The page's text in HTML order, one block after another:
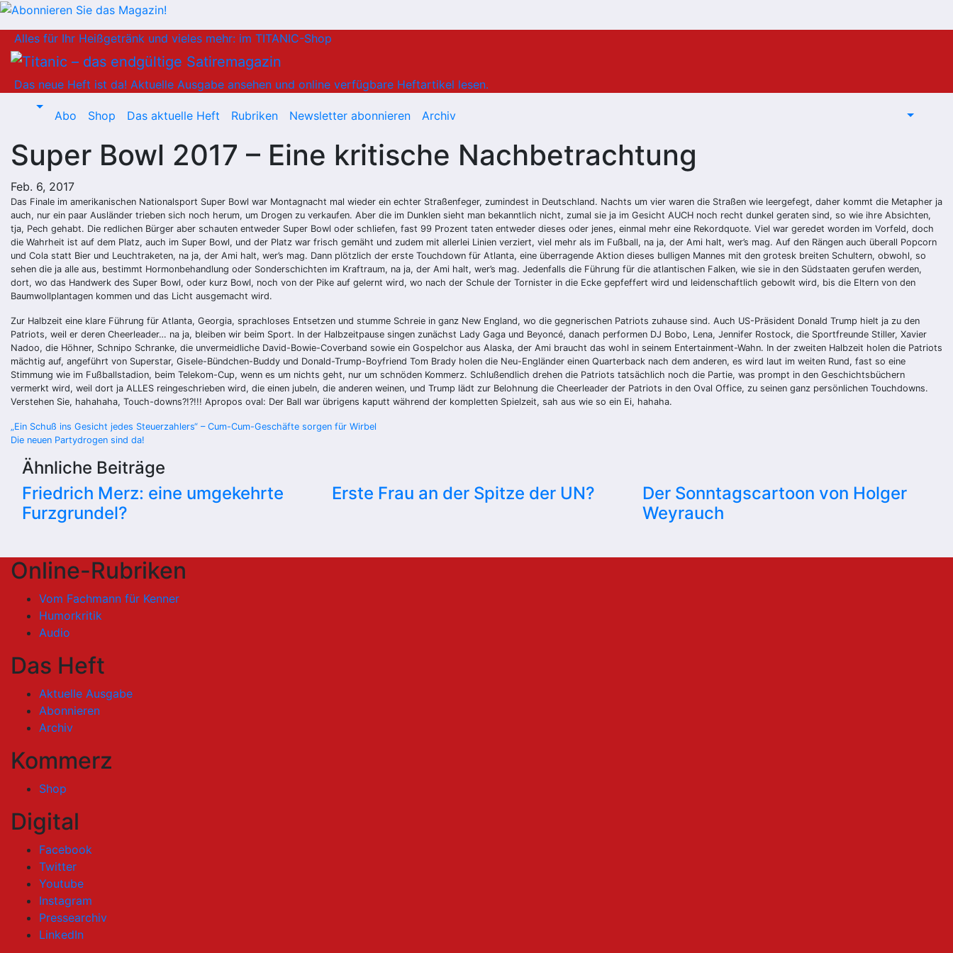
Inhalt
springen
Alles für Ihr Heißgetränk und vieles mehr: im TITANIC-Shop
Das neue Heft ist da! Aktuelle Ausgabe ansehen und online verfügbare Heftartikel lesen.
Abo Shop Das aktuelle Heft Rubriken Newsletter abonnieren Archiv
Super Bowl 2017 – Eine kritische Nachbetrachtung
Feb. 6, 2017
Das Finale im amerikanischen Nationalsport Super Bowl war Montagnacht mal wieder ein echter Straßenfeger, zumindest in Deutschland. Nachts um vier waren die Straßen wie leergefegt, daher kommt die Metapher ja
auch, nur ein paar Ausländer trieben sich noch herum, um Drogen zu verkaufen. Aber die im Dunklen sieht man bekanntlich nicht, zumal sie ja im Gesicht AUCH noch recht dunkel geraten sind, so wie ihre Absichten,
tja, Pech gehabt. Die redlichen Bürger aber schauten entweder Super Bowl oder schliefen, fast 99 Prozent taten entweder dieses oder jenes, einmal mehr eine Rekordquote. Viel war geredet worden im Vorfeld, doch
die Wahrheit ist auf dem Platz, auch im Super Bowl, und der Platz war frisch gemäht und zudem mit allerlei Linien verziert, viel mehr als im Fußball, na ja, der Ami halt, wer’s mag. Auf den Rängen auch überall Popcorn
und Cola statt Bier und Leuchtraketen, na ja, der Ami halt, wer’s mag. Dann plötzlich der erste Touchdown für Atlanta, eine überragende Aktion dieses bulligen Mannes mit den grotesk breiten Schultern, obwohl, so
sehen die ja alle aus, bestimmt Hormonbehandlung oder Sonderschichten im Kraftraum, na ja, der Ami halt, wer’s mag. Jedenfalls die Führung für die atlantischen Falken, wie sie in den Südstaaten gerufen werden,
dort, wo das Handwerk des Super Bowl, oder kurz Bowl, noch von der Pike auf gelernt wird, wo nach der Schule der Tornister in die Ecke gepfeffert wird und leidenschaftlich gebowlt wird, bis die Eltern von den
Baumwollplantagen kommen und das Licht ausgemacht wird.
Zur Halbzeit eine klare Führung für Atlanta, Georgia, sprachloses Entsetzen und stumme Schreie in ganz New England, wo die gegnerischen Patriots zuhause sind. Auch US-Präsident Donald Trump hielt ja zu den
Patriots, weil er deren Cheerleader… na ja, bleiben wir beim Sport. In der Halbzeitpause singen zunächst Lady Gaga und Beyoncé, danach performen DJ Bobo, Lena, Jennifer Rostock, die Sportfreunde Stiller, Xavier
Nadoo, die Höhner, Schnipo Schranke, die unvermeidliche David-Bowie-Coverband sowie ein Gospelchor aus Alaska, der Ami braucht das wohl in seinem Entertainment-Wahn. In der zweiten Halbzeit holen die Patriots
mächtig auf, angeführt von Superstar, Gisele-Bündchen-Buddy und Donald-Trump-Boyfriend Tom Brady holen die Neu-Engländer einen Quarterback nach dem anderen, es wird laut im weiten Rund, fast so eine
Stimmung wie im Fußballstadion, beim Telekom-Cup, wenn es um nichts geht, nur um schnöden Kommerz. Schlußendlich drehen die Patriots tatsächlich noch die Partie, was prompt in den Geschichtsbüchern
vermerkt wird, weil dort ja ALLES reingeschrieben wird, die einen jubeln, die anderen weinen, und Trump lädt zur Belohnung die Cheerleader der Patriots in den Oval Office, zu seinen ganz persönlichen Touchdowns.
Verstehen Sie, hahahaha, Touch-downs?!?!!! Apropos oval: Der Ball war übrigens kaputt während der kompletten Spielzeit, sah aus wie so ein Ei, hahaha.
Beitragsnavigation
„Ein Schuß ins Gesicht jedes Steuerzahlers“ – Cum-Cum-Geschäfte sorgen für Wirbel
Die neuen Partydrogen sind da!
Ähnliche Beiträge
Friedrich Merz: eine umgekehrte
Furzgrundel?
Erste Frau an der Spitze der UN?
Der Sonntagscartoon von Holger
Weyrauch
Online-Rubriken
Vom Fachmann für Kenner
Humorkritik
Audio
Das Heft
Aktuelle Ausgabe
Abonnieren
Archiv
Kommerz
Shop
Digital
Facebook
Twitter
Youtube
Instagram
Pressearchiv
LinkedIn